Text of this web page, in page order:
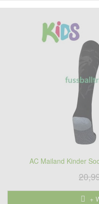
AC Mailand Kinder
+